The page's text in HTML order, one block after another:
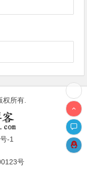
所有.
-1
号